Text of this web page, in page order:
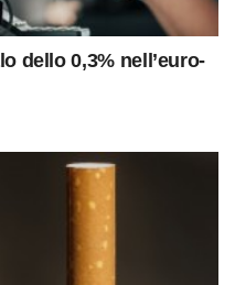
dello 0,3% nell’euro-